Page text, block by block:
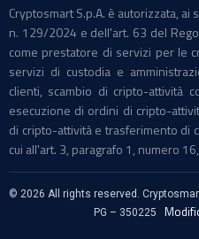
Cryptosmart S.p.A. è autorizzata, ai
n. 129/2024 e dell'art. 63 del
come prestatore di servizi per le
servizi di custodia e
clienti, scambio di cripto-attività
esecuzione di ordini di cripto-
di cripto-attività e trasferimento di
cui all'art. 3, paragrafo 1, numero
© 2026 All rights reserved.
PG – 350225